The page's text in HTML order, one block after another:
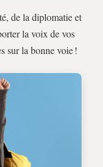
de la diplomatie et
la voix de vos
sur la bonne voie !